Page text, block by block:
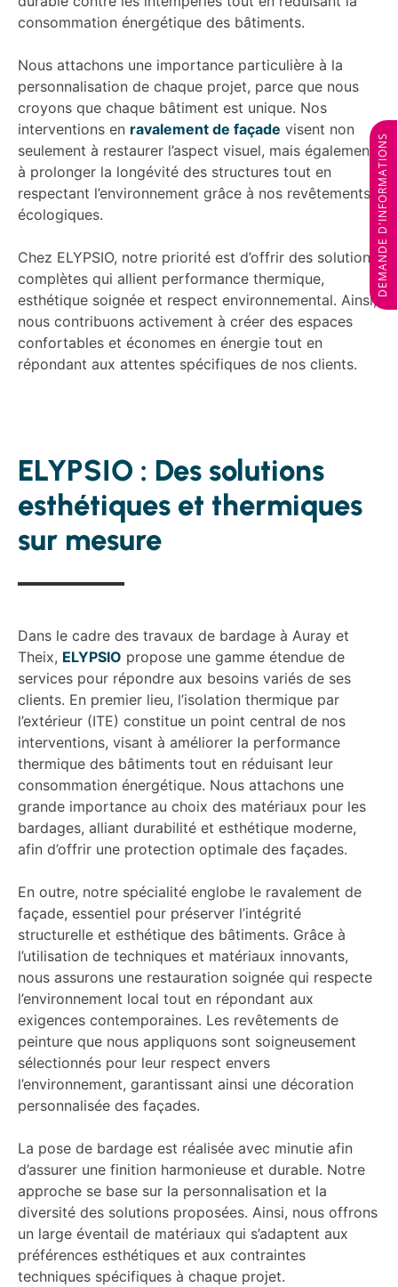
consommation énergétique des bâtiments.
Nous attachons une importance particulière à la
personnalisation de chaque projet, parce que nous
croyons que chaque bâtiment est unique. Nos
interventions en ravalement de façade visent non
seulement à restaurer l’aspect visuel, mais également
à prolonger la longévité des structures tout en
respectant l’environnement grâce à nos revêtements
écologiques.
Chez ELYPSIO, notre priorité est d’offrir des solutions
complètes qui allient performance thermique,
esthétique soignée et respect environnemental. Ainsi,
nous contribuons activement à créer des espaces
confortables et économes en énergie tout en
répondant aux attentes spécifiques de nos clients.
ELYPSIO : Des solutions
esthétiques et thermiques
sur mesure
Dans le cadre des travaux de bardage à Auray et
Theix, ELYPSIO propose une gamme étendue de
services pour répondre aux besoins variés de ses
clients. En premier lieu, l’isolation thermique par
l’extérieur (ITE) constitue un point central de nos
interventions, visant à améliorer la performance
thermique des bâtiments tout en réduisant leur
consommation énergétique. Nous attachons une
grande importance au choix des matériaux pour les
bardages, alliant durabilité et esthétique moderne,
afin d’offrir une protection optimale des façades.
En outre, notre spécialité englobe le ravalement de
façade, essentiel pour préserver l’intégrité
structurelle et esthétique des bâtiments. Grâce à
l’utilisation de techniques et matériaux innovants,
nous assurons une restauration soignée qui respecte
l’environnement local tout en répondant aux
exigences contemporaines. Les revêtements de
peinture que nous appliquons sont soigneusement
sélectionnés pour leur respect envers
l’environnement, garantissant ainsi une décoration
personnalisée des façades.
La pose de bardage est réalisée avec minutie afin
d’assurer une finition harmonieuse et durable. Notre
approche se base sur la personnalisation et la
diversité des solutions proposées. Ainsi, nous offrons
un large éventail de matériaux qui s’adaptent aux
préférences esthétiques et aux contraintes
techniques spécifiques à chaque projet.
DEMANDE D'INFORMATIONS